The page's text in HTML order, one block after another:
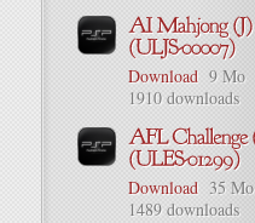
Download 9 Mo
1910 downloads
Download 35 Mo
1489 downloads